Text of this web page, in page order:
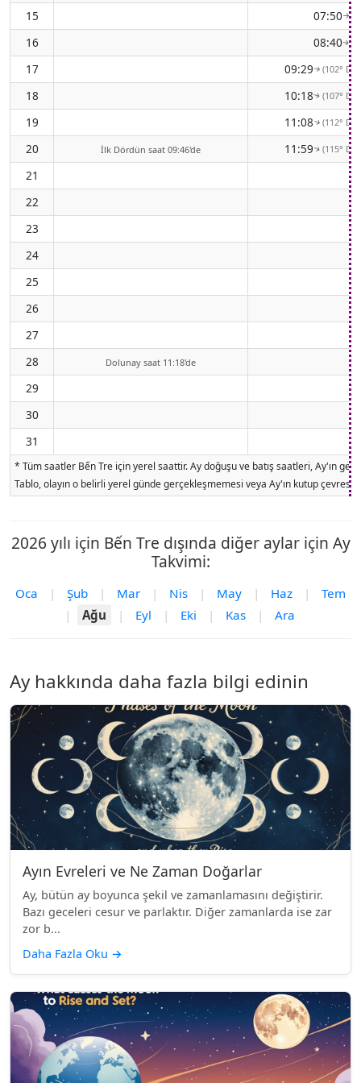
15 07:50↑
16 08:40↑
17 09:29↑(102°
18 10:18↑(107°
19 11:08↑(112°
20 İlk Dördün saat 09:46'de 11:59↑(115°
21
22
23
24
25
26
27
28
Dolunay saat 11:18'de
29
30
31
* Tüm saatler Bến Tre için yerel saattir. Ay doğuşu ve batış saatleri, Ay'ın
Tablo, olayın o belirli yerel günde gerçekleşmemesi veya Ay'ın kutup
2026 yılı için Bến Tre dışında diğer aylar için Ay
Takvimi:
Oca | Şub | Mar | Nis | May | Haz |
Tem
|
Ağu | Eyl | Eki | Kas | Ara
Ay hakkında daha fazla bilgi edinin
Ayın Evreleri ve Ne Zaman Doğarlar
Ay, bütün ay boyunca şekil ve zamanlamasını değiştirir.
Bazı geceleri cesur ve parlaktır. Diğer zamanlarda ise zar
zor b...
Daha Fazla Oku →